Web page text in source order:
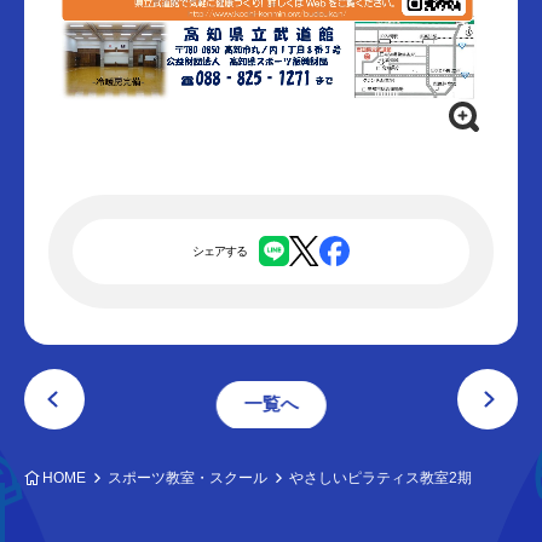
シェアする
一覧へ
HOME スポーツ教室・スクール やさしいピラティス教室2期